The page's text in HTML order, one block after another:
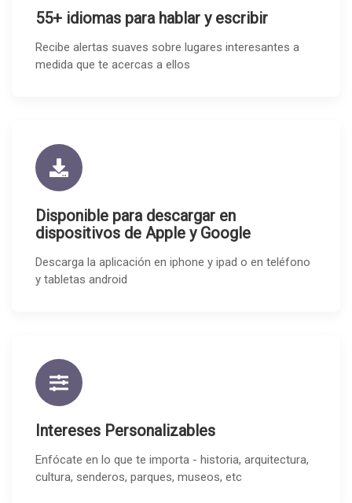
55+ idiomas para hablar y escribir
Recibe alertas suaves sobre lugares interesantes a
medida que te acercas a ellos
Disponible para descargar en
dispositivos de Apple y Google
Descarga la aplicación en iphone y ipad o en teléfono
y tabletas android
Intereses Personalizables
Enfócate en lo que te importa - historia, arquitectura,
cultura, senderos, parques, museos, etc